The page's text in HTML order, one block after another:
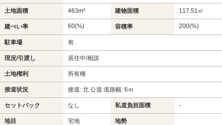
土地面積 463m² 建物面積 117.51㎡
建ぺい率 60(%) 容積率 200(%)
駐車場 有
現況/引渡し 居住中/相談
土地権利 所有権
接道状況 接道: 北 公道 道路幅: 6ｍ
セットバック なし 私道負担面積 -
地目 宅地 地勢